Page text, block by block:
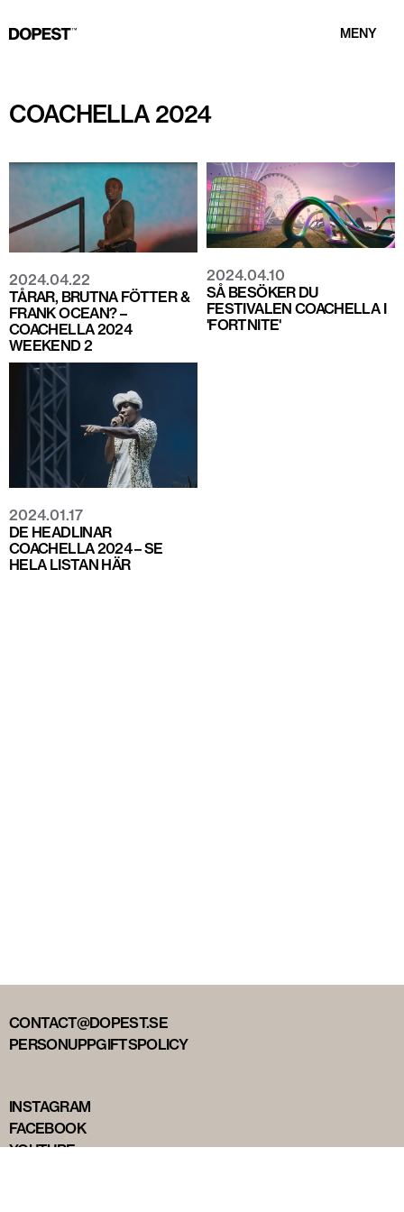
MENY
COACHELLA 2024
2024.04.22
TÅRAR, BRUTNA FÖTTER &
FRANK OCEAN? –
COACHELLA 2024
WEEKEND 2
2024.04.10
SÅ BESÖKER DU
FESTIVALEN COACHELLA I
'FORTNITE'
2024.01.17
DE HEADLINAR
COACHELLA 2024 – SE
HELA LISTAN HÄR
CONTACT@DOPEST.SE
PERSONUPPGIFTSPOLICY
INSTAGRAM
FACEBOOK
YOUTUBE